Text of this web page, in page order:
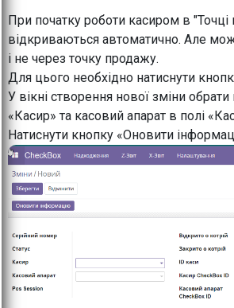
При початку роботи касиром в
відкриваються автоматично. Але
і не через точку продажу.
Для цього необхідно натиснути
У вікні створення нової зміни обрати
«Касир» та касовий апарат в полі
Натиснути кнопку «Оновити